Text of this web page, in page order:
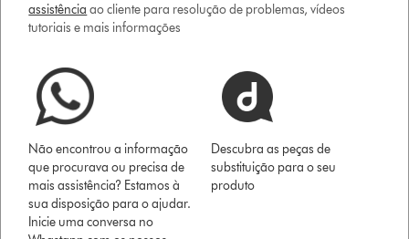
assistência ao cliente para resolução de problemas, vídeos
tutoriais e mais informações
Não encontrou a informação
que procurava ou precisa de
mais assistência? Estamos à
sua disposição para o ajudar.
Inicie uma conversa no
Descubra as peças de
substituição para o seu
produto